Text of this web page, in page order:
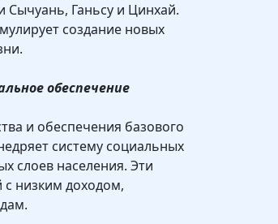
Сычуань, Ганьсу и Цинхай.
создание новых
обеспечение
и обеспечения базового
систему социальных
слоев населения. Эти
низким доходом,